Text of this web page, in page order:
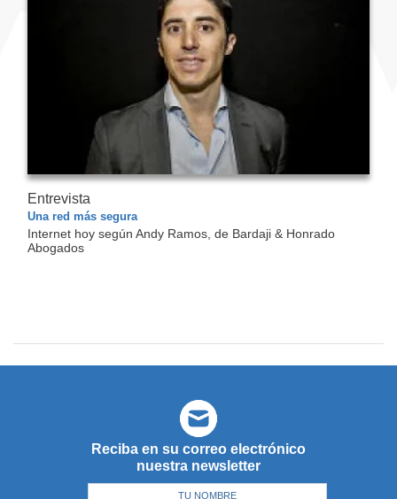
Entrevista
Una red más segura
Internet hoy según Andy Ramos, de Bardaji & Honrado
Abogados
Reciba en su correo electrónico
nuestra newsletter